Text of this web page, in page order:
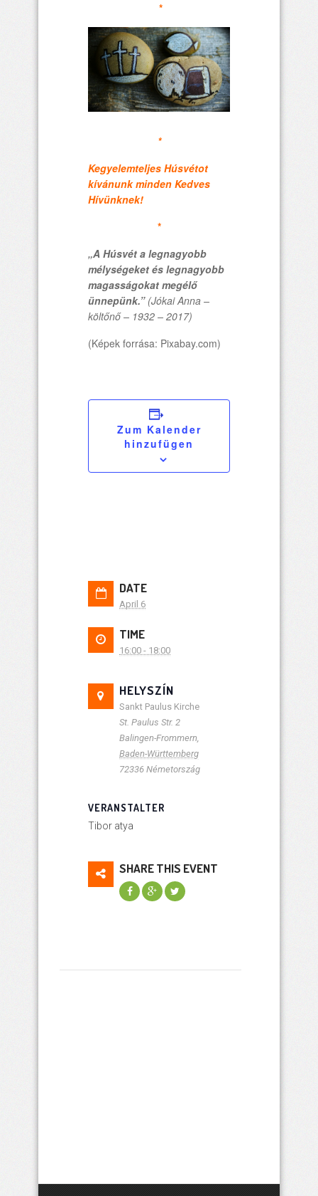
*
*
Kegyelemteljes Húsvétot
kívánunk minden Kedves
Hívünknek!
*
„A Húsvét a legnagyobb
mélységeket és legnagyobb
magasságokat megélő
ünnepünk.”(Jókai Anna –
költőnő – 1932 – 2017)
(Képek forrása: Pixabay.com)
Zum Kalender
hinzufügen
DATE
April 6
TIME
16:00 - 18:00
HELYSZÍN
Sankt Paulus Kirche
St. Paulus Str. 2
Balingen-Frommern
Baden-Württemberg
72336 Németország
VERANSTALTER
Tibor atya
SHARE THIS EVENT